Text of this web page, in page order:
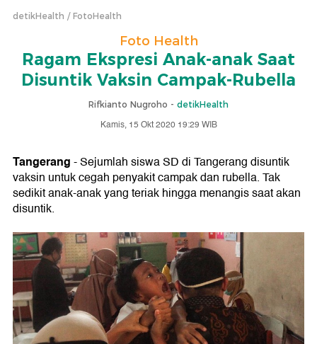
detikHealth FotoHealth
Foto Health
Ragam Ekspresi Anak-anak Saat
Disuntik Vaksin Campak-Rubella
Rifkianto Nugroho - detikHealth
Kamis, 15 Okt 2020 19:29 WIB
Tangerang- Sejumlah siswa SD di Tangerang disuntik
vaksin untuk cegah penyakit campak dan rubella. Tak
sedikit anak-anak yang teriak hingga menangis saat akan
disuntik.